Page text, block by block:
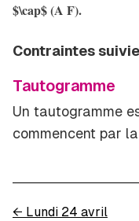
$\cap$ (A F).
Contraintes
Tautogramme
Un tautogramme
commencent par
← Lundi 24 avril